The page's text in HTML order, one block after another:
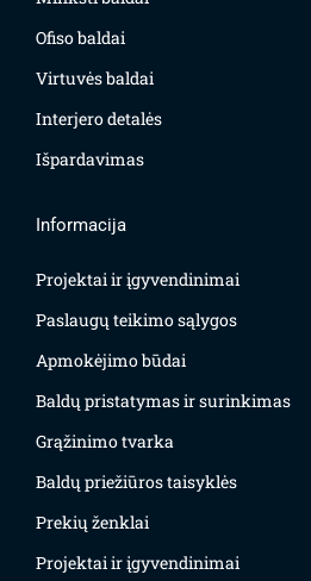
Ofiso baldai
Virtuvės baldai
Interjero detalės
Išpardavimas
Informacija
Projektai ir įgyvendinimai
Paslaugų teikimo sąlygos
Apmokėjimo būdai
Baldų pristatymas ir surinkimas
Grąžinimo tvarka
Baldų priežiūros taisyklės
Prekių ženklai
Projektai ir įgyvendinimai